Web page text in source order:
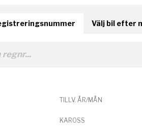
Välj bil efter
TILLV. ÅR/MÅN
KAROSS